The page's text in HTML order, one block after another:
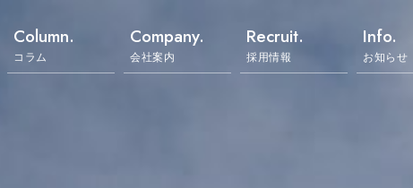
Column.
コラム
Company.
会社案内
Recruit.
採用情報
Info.
お知らせ